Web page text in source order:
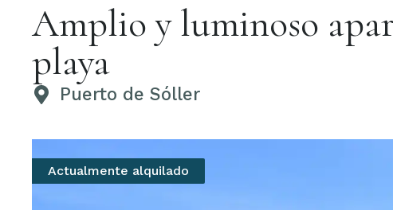
Amplio y luminoso
playa
Puerto de Sóller
Actualmente alquilado